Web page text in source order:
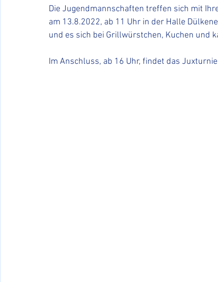
Die Jugendmannschaften treffen sich mit
am 13.8.2022, ab 11 Uhr in der Halle
und es sich bei Grillwürstchen, Kuchen und
Im Anschluss, ab 16 Uhr, findet das